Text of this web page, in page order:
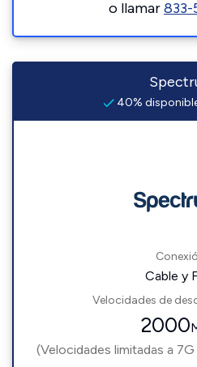
o llamar833-
40%
Cable y
Velocidades de
2000
(Velocidades limitadas a